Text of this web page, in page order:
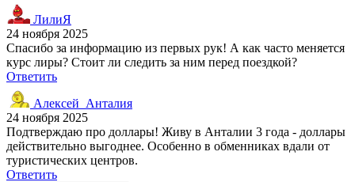
ЛилиЯ
24 ноября 2025
Спасибо за информацию из первых рук! А как часто меняется
курс лиры? Стоит ли следить за ним перед поездкой?
Ответить
Алексей_Анталия
24 ноября 2025
Подтверждаю про доллары! Живу в Анталии 3 года - доллары
действительно выгоднее. Особенно в обменниках вдали от
туристических центров.
Ответить